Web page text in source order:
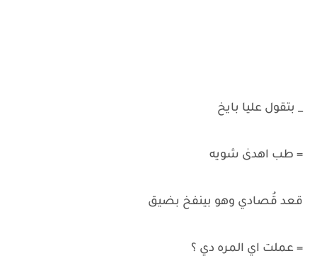
_ بتقول عليا بايخ
= طب اهدىٰ شويه
قعد قُصادي وهو بينفخ بضيق
= عملت اي المره دي ؟